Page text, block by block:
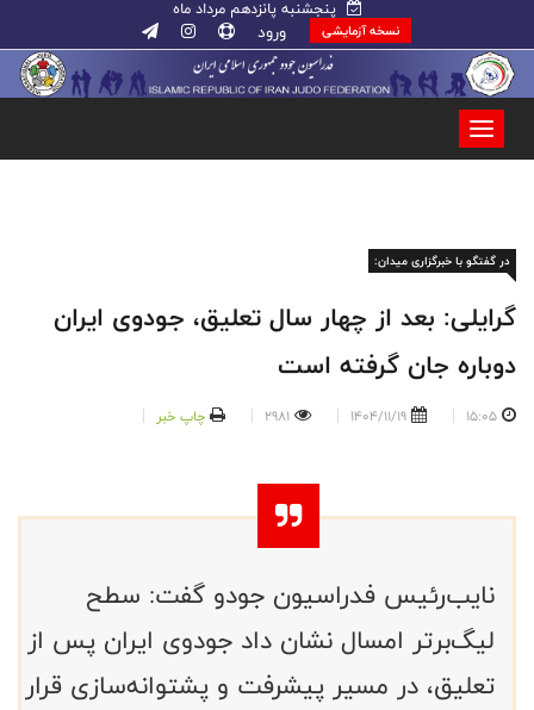
پنجشنبه پانزدهم مرداد ماه
نسخه آزمایشی ورود
در گفتگو با خبرگزاری میدان:
گرایلی: بعد از چهار سال تعلیق، جودوی ایران
دوباره جان گرفته است
15:05
1404/11/19
2981 چاپ خبر
نایب‌رئیس فدراسیون جودو گفت: سطح
لیگ‌برتر امسال نشان داد جودوی ایران پس از
تعلیق، در مسیر پیشرفت و پشتوانه‌سازی قرار